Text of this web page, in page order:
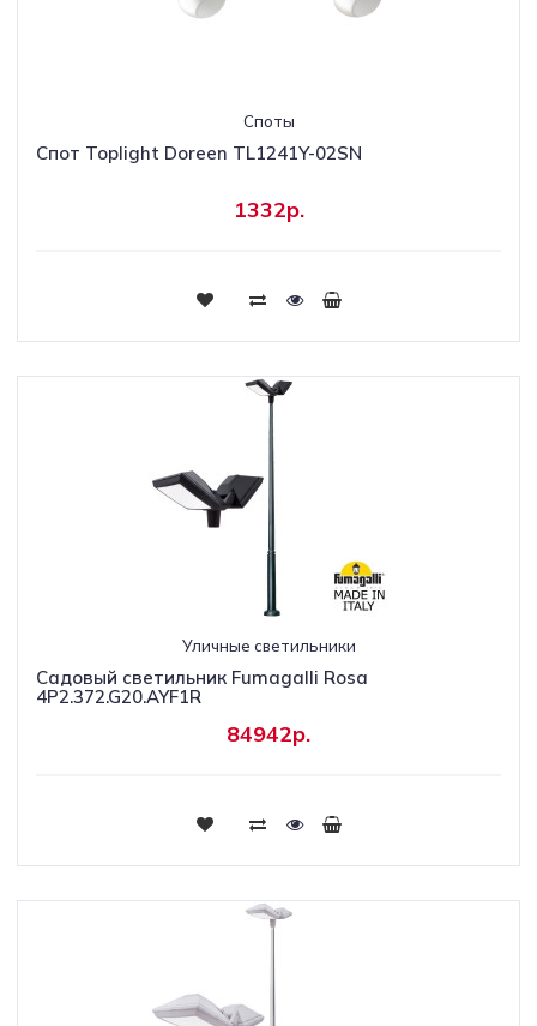
Споты
Спот Toplight Doreen TL1241Y-02SN
1332р.
Уличные светильники
Садовый светильник Fumagalli Rosa
4P2.372.G20.AYF1R
84942р.